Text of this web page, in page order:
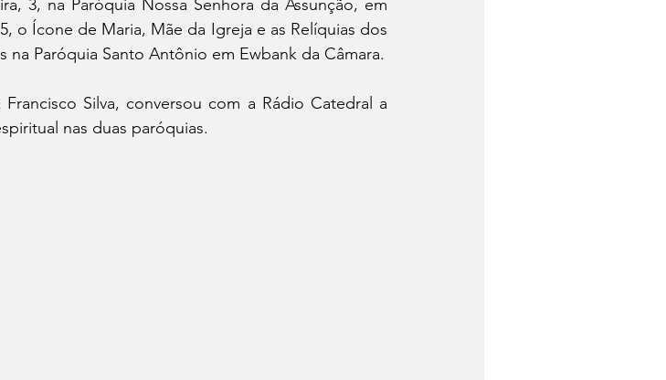
3, na Paróquia Nossa Senhora da Assunção, em
o Ícone de Maria, Mãe da Igreja e as Relíquias dos
na Paróquia Santo Antônio em Ewbank da Câmara.
Silva, conversou com a Rádio Catedral a
nas duas paróquias.